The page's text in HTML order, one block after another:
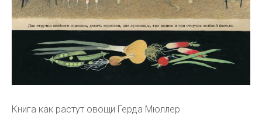
Книга как растут овощи Герда Мюллер